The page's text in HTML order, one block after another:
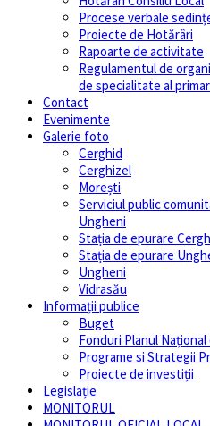
Procese verbale
Proiecte de Hotărâri
Rapoarte de activitate
Regulamentul de
de specialitate al
Contact
Evenimente
Galerie foto
Cerghid
Cerghizel
Morești
Serviciul public
Ungheni
Stația de epurare
Stația de epurare
Ungheni
Vidrasău
Informații publice
Buget
Fonduri Planul
Programe si Strategii
Proiecte de investiții
Legislație
MONITORUL